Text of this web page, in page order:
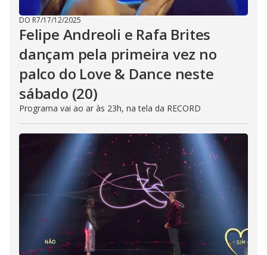
DO R7/17/12/2025
Felipe Andreoli e Rafa Brites
dançam pela primeira vez no
palco do Love & Dance neste
sábado (20)
Programa vai ao ar às 23h, na tela da RECORD